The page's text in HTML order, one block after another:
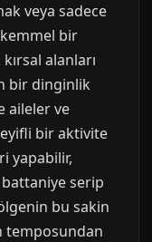
veya sadece
bir
alanları
bir dinginlik
aileler ve
bir aktivite
yapabilir,
serip
bu sakin
temposundan